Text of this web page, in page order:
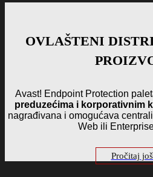
OVLAŠTENI
Avast! Endpoint Protection
preduzećima i korporativnim
nagrađivana i omogućava
Web ili
Pročitaj